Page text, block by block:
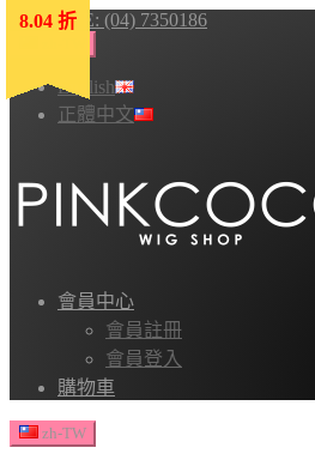
HOTLINE: (04) 7350186
English
正體中文
會員中心
會員註冊
會員登入
購物車
zh-TW
8.04 折
8.04 折
8.04 折
8.04 折
8.04 折